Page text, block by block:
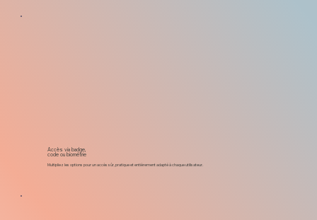
Accès via badge,
code ou biométrie
Multipliez les options pour un accès sûr, pratique et entièrement adapté à chaque utilisateur.